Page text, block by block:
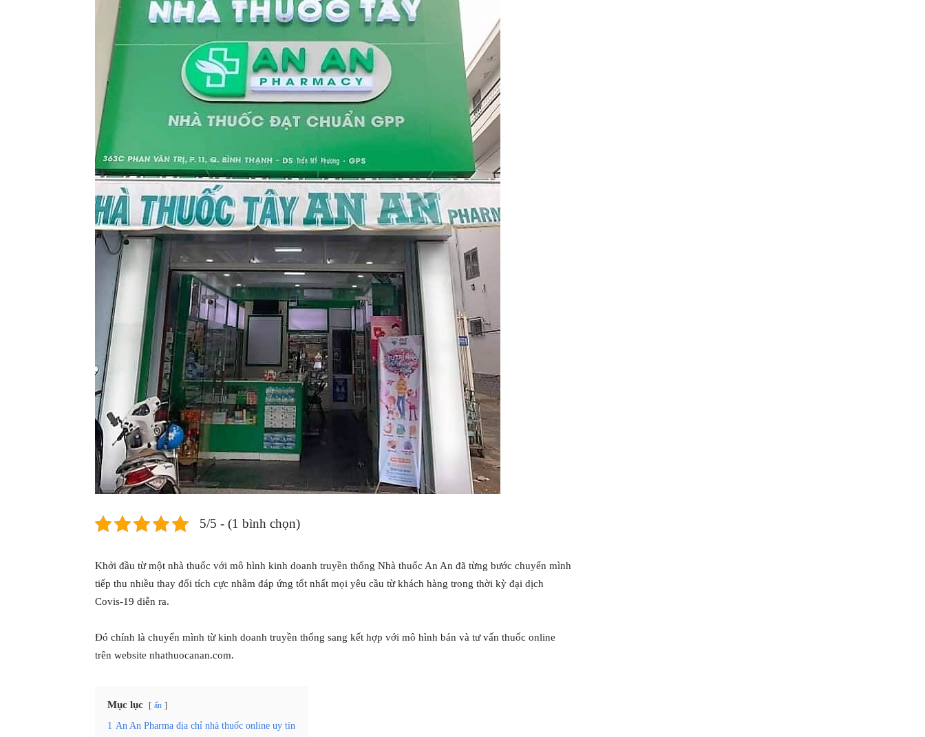
5/5 - (1 bình chọn)
Khởi đầu từ một nhà thuốc với mô hình kinh doanh truyền thống Nhà thuốc An An đã từng bước chuyển mình
tiếp thu nhiều thay đổi tích cực nhằm đáp ứng tốt nhất mọi yêu cầu từ khách hàng trong thời kỳ đại dịch
Covis-19 diễn ra.
Đó chính là chuyển mình từ kinh doanh truyền thống sang kết hợp với mô hình bán và tư vấn thuốc online
trên website nhathuocanan.com.
Mục lục ẩn
1 An An Pharma địa chỉ nhà thuốc online uy tín